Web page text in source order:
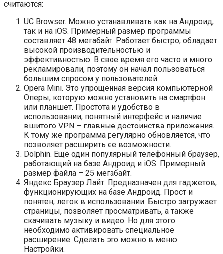
считаются:
UC Browser. Можно устанавливать как на Андроид,
так и на iOS. Примерный размер программы
составляет 48 мегабайт. Работает быстро, обладает
высокой производительностью и
эффективностью. В свое время его часто и много
рекламировали, поэтому он начал пользоваться
большим спросом у пользователей.
Opera Mini. Это упрощенная версия компьютерной
Оперы, которую можно установить на смартфон
или планшет. Простота и удобство в
использовании, понятный интерфейс и наличие
вшитого VPN – главные достоинства приложения.
К тому же программа регулярно обновляется, что
позволяет расширить ее возможности.
Dolphin. Еще один популярный телефонный браузер,
работающий на базе Андроид и iOS. Примерный
размер файла – 25 мегабайт.
Яндекс Браузер Лайт. Предназначен для гаджетов,
функционирующих на базе Андроид. Прост и
понятен, легок в использовании. Быстро загружает
страницы, позволяет просматривать, а также
скачивать музыку и видео. Но для этого
необходимо активировать специальное
расширение. Сделать это можно в меню
Настройки.